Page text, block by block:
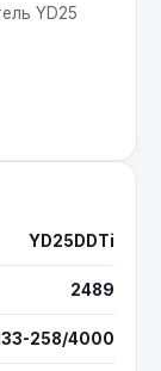
YD25
YD25DDTi
2489
258/4000